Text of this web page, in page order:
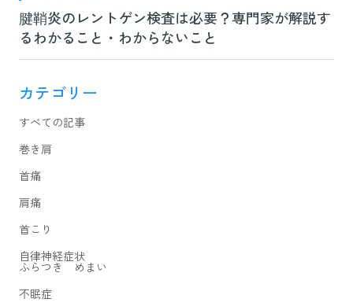
腱鞘炎のレントゲン検査は必要？専門家が解説す
るわかること・わからないこと
カテゴリー
すべての記事
巻き肩
首痛
肩痛
首こり
自律神経症状
ふらつき めまい
不眠症